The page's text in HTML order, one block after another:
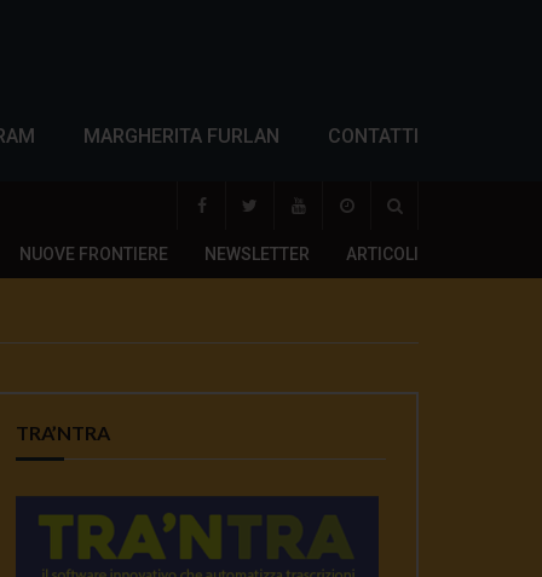
MARGHERITA FURLAN CONTATTI
NUOVE FRONTIERE NEWSLETTER ARTICOLI
TRA’NTRA